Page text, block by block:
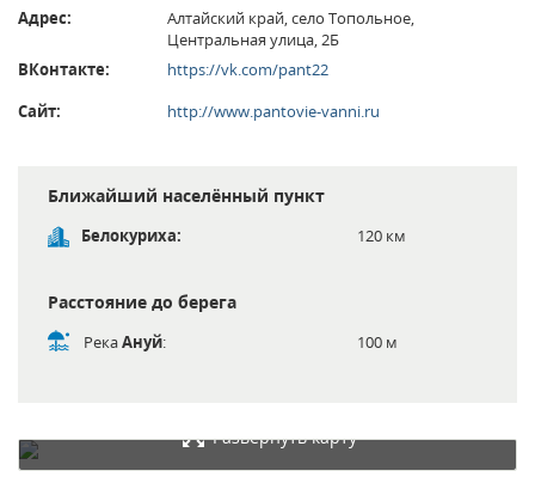
Адрес:
Алтайский край, село Топольное,
Центральная улица, 2Б
ВКонтакте:
https://vk.com/pant22
Сайт:
http://www.pantovie-vanni.ru
Ближайший населённый пункт
Белокуриха: 120 км
Расстояние до берега
РекаАнуй: 100 м
Развернуть карту